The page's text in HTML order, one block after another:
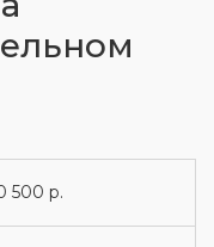
500 р.